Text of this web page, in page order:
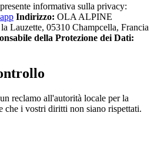
informativa sulla privacy:
Indirizzo: OLA ALPINE
Lauzette, 05310 Champcella, Francia
della Protezione dei Dati:
reclamo all'autorità locale per la
che i vostri diritti non siano rispettati.